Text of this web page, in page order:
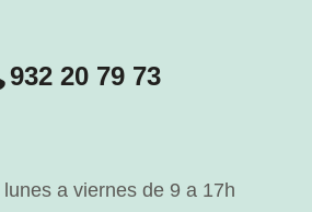
932 20 79 73
a viernes de 9 a 17h